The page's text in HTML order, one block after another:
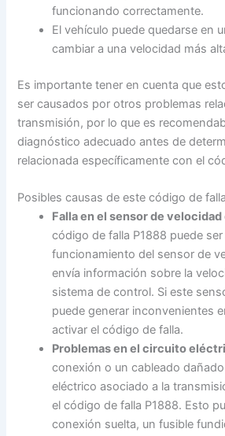
funcionando correctamente.
El vehículo puede quedarse en
cambiar a una velocidad más
Es importante tener en cuenta que
ser causados por otros problemas
transmisión, por lo que es
diagnóstico adecuado antes de
relacionada específicamente con el
Posibles causas de este código de falla
Falla en el sensor de
código de falla P1888 puede
funcionamiento del sensor de
envía información sobre la
sistema de control. Si este
puede generar inconvenientes
activar el código de falla.
Problemas en el circuito
conexión o un cableado
eléctrico asociado a la
el código de falla P1888. Esto
conexión suelta, un fusible